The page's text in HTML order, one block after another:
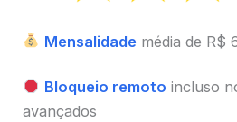
Mensalidade média de R$
Bloqueio remoto incluso
avançados